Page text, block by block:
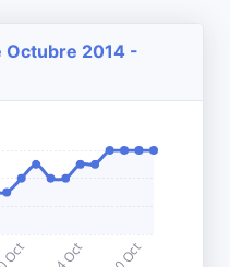
Octubre 2014 -